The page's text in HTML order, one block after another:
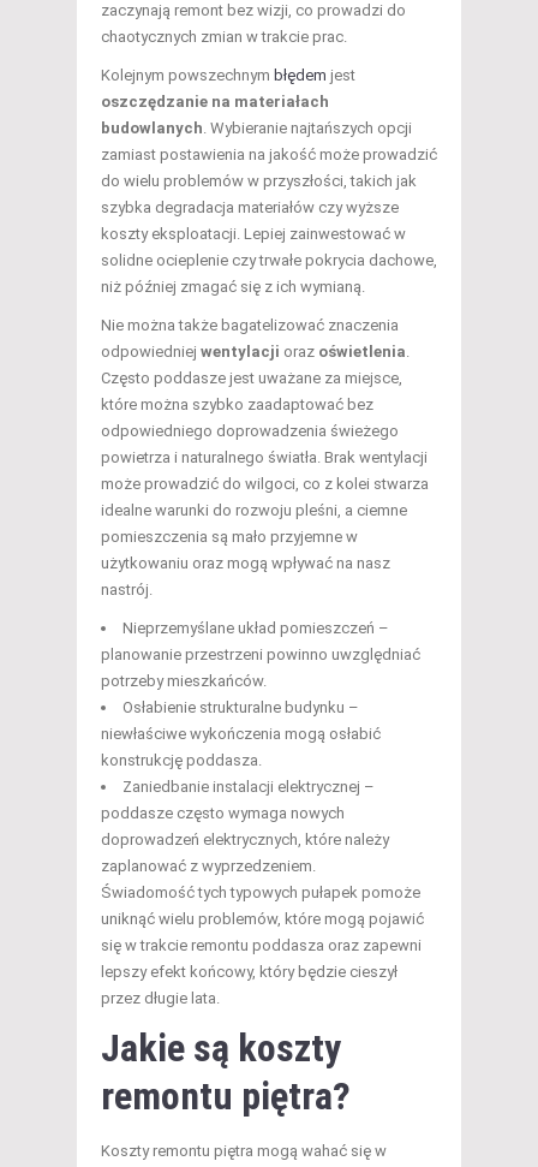
zaczynają remont bez wizji, co prowadzi do
chaotycznych zmian w trakcie prac.
Kolejnym powszechnym błędem jest
oszczędzanie na materiałach
budowlanych. Wybieranie najtańszych opcji
zamiast postawienia na jakość może prowadzić
do wielu problemów w przyszłości, takich jak
szybka degradacja materiałów czy wyższe
koszty eksploatacji. Lepiej zainwestować w
solidne ocieplenie czy trwałe pokrycia dachowe,
niż później zmagać się z ich wymianą.
Nie można także bagatelizować znaczenia
odpowiedniej wentylacji oraz oświetlenia.
Często poddasze jest uważane za miejsce,
które można szybko zaadaptować bez
odpowiedniego doprowadzenia świeżego
powietrza i naturalnego światła. Brak wentylacji
może prowadzić do wilgoci, co z kolei stwarza
idealne warunki do rozwoju pleśni, a ciemne
pomieszczenia są mało przyjemne w
użytkowaniu oraz mogą wpływać na nasz
nastrój.
Nieprzemyślane układ pomieszczeń –
planowanie przestrzeni powinno uwzględniać
potrzeby mieszkańców.
Osłabienie strukturalne budynku –
niewłaściwe wykończenia mogą osłabić
konstrukcję poddasza.
Zaniedbanie instalacji elektrycznej –
poddasze często wymaga nowych
doprowadzeń elektrycznych, które należy
zaplanować z wyprzedzeniem.
Świadomość tych typowych pułapek pomoże
uniknąć wielu problemów, które mogą pojawić
się w trakcie remontu poddasza oraz zapewni
lepszy efekt końcowy, który będzie cieszył
przez długie lata.
Jakie są koszty
remontu piętra?
Koszty remontu piętra mogą wahać się w